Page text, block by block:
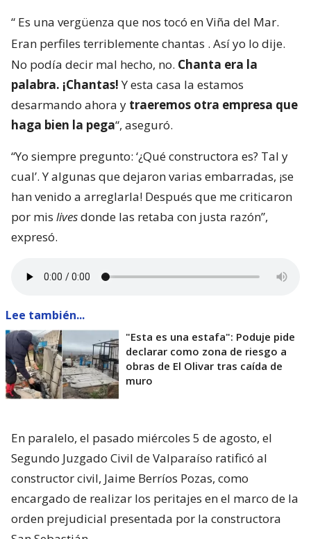
“ Es una vergüenza que nos tocó en Viña del Mar.
Eran perfiles terriblemente chantas . Así yo lo dije.
No podía decir mal hecho, no. Chanta era la
palabra. ¡Chantas!Y esta casa la estamos
desarmando ahora y traeremos otra empresa que
haga bien la pega“, aseguró.
“Yo siempre pregunto: ‘¿Qué constructora es? Tal y
cual’. Y algunas que dejaron varias embarradas, ¡se
han venido a arreglarla! Después que me criticaron
por mis livesdonde las retaba con justa razón”,
expresó.
Lee también...
"Esta es una estafa": Poduje pide
declarar como zona de riesgo a
obras de El Olivar tras caída de
muro
En paralelo, el pasado miércoles 5 de agosto, el
Segundo Juzgado Civil de Valparaíso ratificó al
constructor civil, Jaime Berríos Pozas, como
encargado de realizar los peritajes en el marco de la
orden prejudicial presentada por la constructora